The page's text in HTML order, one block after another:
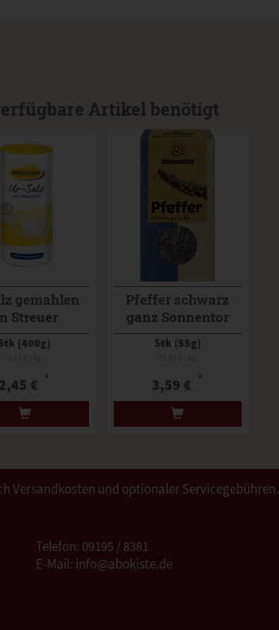
Artikel benötigt
gemahlen
Streuer
(400g)
2,45 € *
Pfeffer schwarz
ganz Sonnentor
Stk (55g)
3,59 € *
Versandkosten und optionaler
Telefon: 09195 / 8381
E-Mail: info@abokiste.de